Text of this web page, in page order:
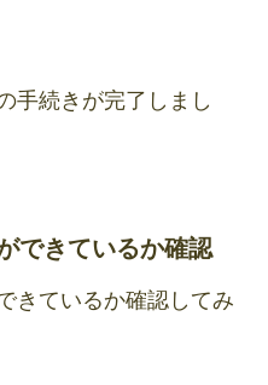
手続きが完了しまし
できているか確認
きているか確認してみ